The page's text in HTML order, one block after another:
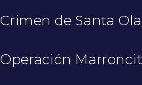
Crimen de Santa
Operación